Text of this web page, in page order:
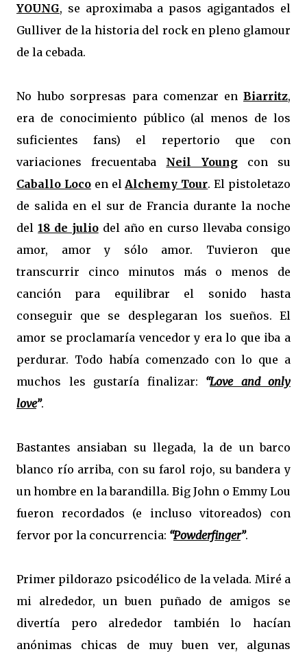
YOUNG, se aproximaba a pasos agigantados el
Gulliver de la historia del rock en pleno glamour
de la cebada.
No hubo sorpresas para comenzar en Biarritz,
era de conocimiento público (al menos de los
suficientes fans) el repertorio que con
variaciones frecuentaba Neil Youngcon su
Caballo Locoen elAlchemy Tour. El pistoletazo
de salida en el sur de Francia durante la noche
del18 de juliodel año en curso llevaba consigo
amor, amor y sólo amor. Tuvieron que
transcurrir cinco minutos más o menos de
canción para equilibrar el sonido hasta
conseguir que se desplegaran los sueños. El
amor se proclamaría vencedor y era lo que iba a
perdurar. Todo había comenzado con lo que a
muchos les gustaría finalizar: “Love and only
love”.
Bastantes ansiaban su llegada, la de un barco
blanco río arriba, con su farol rojo, su bandera y
un hombre en la barandilla. Big John o Emmy Lou
fueron recordados (e incluso vitoreados) con
fervor por la concurrencia: “Powderfinger”.
Primer pildorazo psicodélico de la velada. Miré a
mi alrededor, un buen puñado de amigos se
divertía pero alrededor también lo hacían
anónimas chicas de muy buen ver, algunas